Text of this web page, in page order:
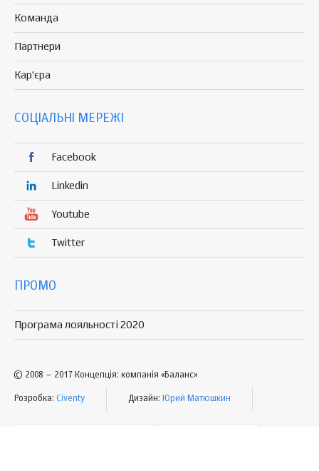
Команда
Партнери
Кар'єра
СОЦІАЛЬНІ МЕРЕЖІ
Facebook
Linkedin
Youtube
Twitter
ПРОМО
Програма лояльності 2020
© 2008 – 2017 Концепція: компанія «Баланс»
Розробка: Civenty Дизайн: Юрий Матюшкин